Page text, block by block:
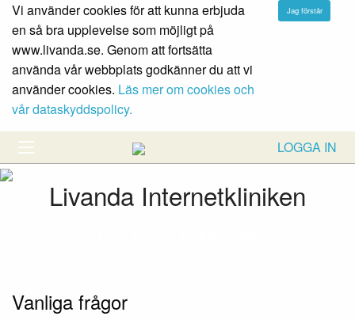
Vi använder cookies för att kunna erbjuda
en så bra upplevelse som möjligt på
www.livanda.se. Genom att fortsätta
använda vår webbplats godkänner du att vi
använder cookies. Läs mer om cookies och
vår dataskyddspolicy.
LOGGA IN
Livanda Internetkliniken
Vanliga frågor